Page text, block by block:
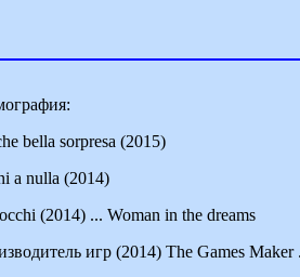
bella sorpresa (2015)
a nulla (2014)
(2014) ... Woman in the dreams
игр (2014) The Games